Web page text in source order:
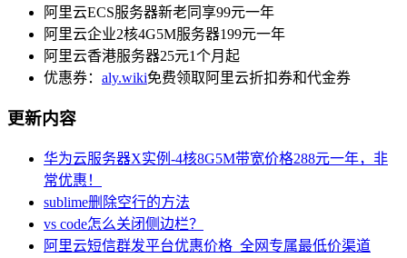
阿里云ECS服务器新老同享99元一年
阿里云企业2核4G5M服务器199元一年
阿里云香港服务器25元1个月起
优惠券： aly.wiki免费领取阿里云折扣券和代金券
更新内容
华为云服务器X实例-4核8G5M带宽价格288元一年，非
常优惠！
sublime删除空行的方法
vs code怎么关闭侧边栏？
阿里云短信群发平台优惠价格_全网专属最低价渠道